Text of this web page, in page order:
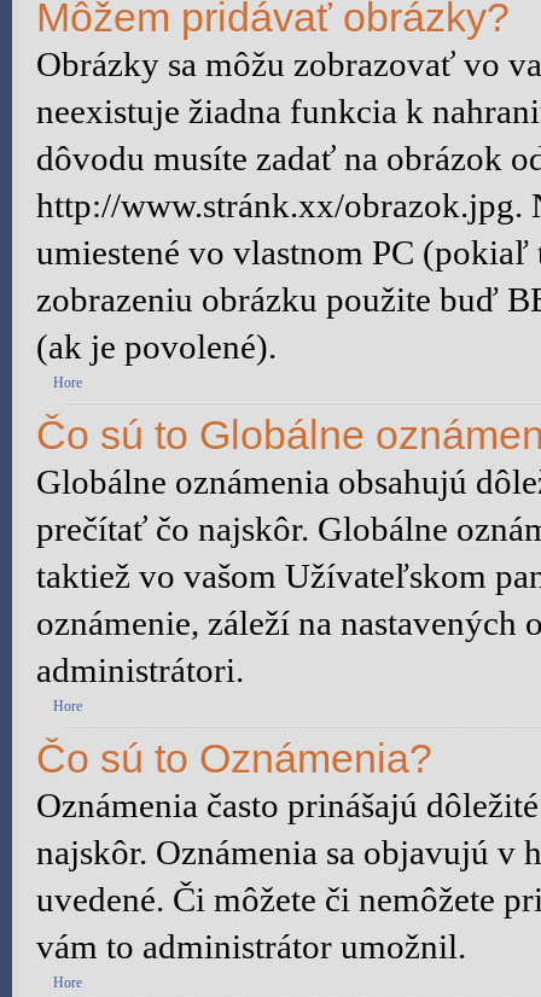
Môžem pridávať obrázky?
Obrázky sa môžu zobrazovať vo
neexistuje žiadna funkcia k
dôvodu musíte zadať na obrázok
http://www.stránk.xx/obrazok.jpg.
umiestené vo vlastnom PC
zobrazeniu obrázku použite buď
(ak je povolené).
Hore
Čo sú to Globálne
Globálne oznámenia obsahujú
prečítať čo najskôr. Globálne
taktiež vo vašom Užívateľskom
oznámenie, záleží na nastavených
administrátori.
Hore
Čo sú to Oznámenia?
Oznámenia často prinášajú
najskôr. Oznámenia sa objavujú v
uvedené. Či môžete či nemôžete
vám to administrátor umožnil.
Hore